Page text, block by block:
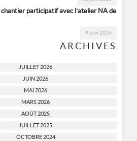
chantier participatif avec l’atelier NA de
9 juin 2026
ARCHIVES
JUILLET 2026
JUIN 2026
MAI 2026
MARS 2026
AOÛT 2025
JUILLET 2025
OCTOBRE 2024